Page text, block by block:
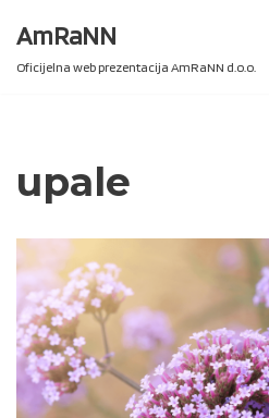
Skip
AmRaNN
Oficijelna web prezentacija AmRaNN d.o.o.
upale